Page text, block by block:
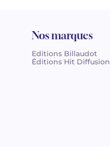
Nos marques
Editions Billaudot
Éditions Hit Diffusion